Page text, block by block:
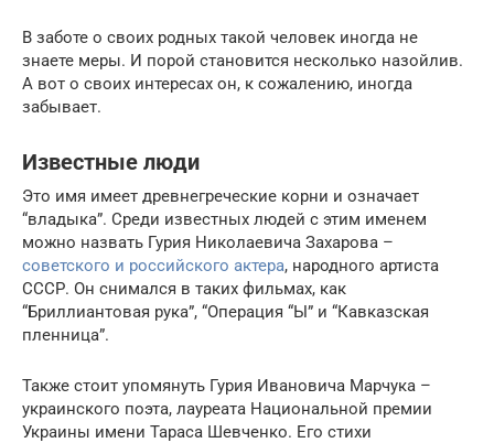
В заботе о своих родных такой человек иногда не
знаете меры. И порой становится несколько назойлив.
А вот о своих интересах он, к сожалению, иногда
забывает.
Известные люди
Это имя имеет древнегреческие корни и означает
“владыка”. Среди известных людей с этим именем
можно назвать Гурия Николаевича Захарова –
советского и российского актера, народного артиста
СССР. Он снимался в таких фильмах, как
“Бриллиантовая рука”, “Операция “Ы” и “Кавказская
пленница”.
Также стоит упомянуть Гурия Ивановича Марчука –
украинского поэта, лауреата Национальной премии
Украины имени Тараса Шевченко. Его стихи